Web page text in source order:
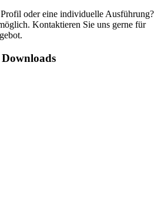
oder eine individuelle Ausführung?
Kontaktieren Sie uns gerne für